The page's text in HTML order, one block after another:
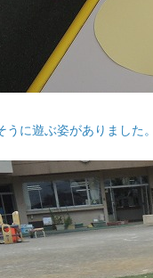
うに遊ぶ姿がありました